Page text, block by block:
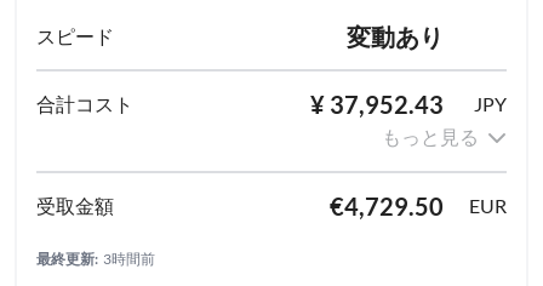
変動あり
¥ 37,952.43
JPY
もっと見る
€4,729.50 EUR
最終更新: 3時間前